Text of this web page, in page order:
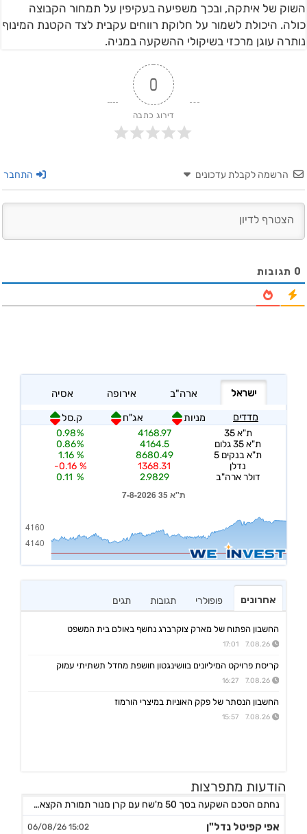
השוק של איתקה, ובכך משפיעה בעקיפין על תמחור הקבוצה
כולה. היכולת לשמור על חלוקת רווחים עקבית לצד הקטנת המינוף
נותרה עוגן מרכזי בשיקולי ההשקעה במניה.
0
דירוג כתבה
הרשמה לקבלת עדכונים התחבר
0 תגובות
אחרונים פופולרי תגובות תגים
החשבון הפתוח של מארק צוקרברג נחשף באולם בית המשפט
7.08.26 17:01
קריסת פרויקט המיליונים בוושינגטון חושפת מחדל תשתיתי עמוק
7.08.26 16:27
החשבון הנסתר של פקק האוניות במיצרי הורמוז
7.08.26 15:57
הודעות מתפרצות
אורד
אפי קפיטל נדל"ן 15:02 06/08/26